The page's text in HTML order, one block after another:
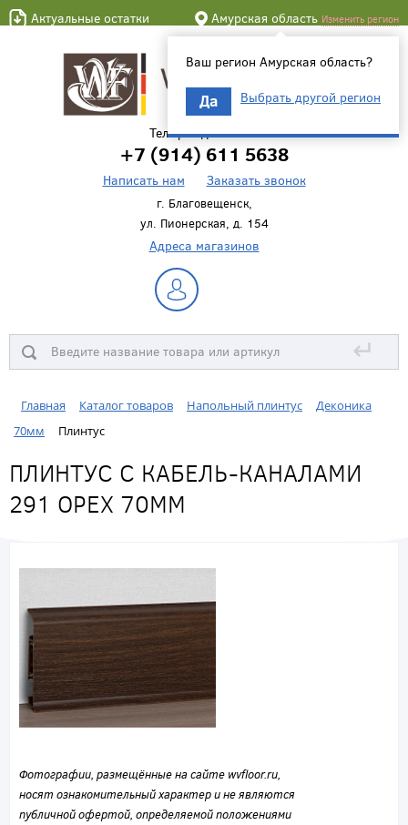
Актуальные остатки Амурская область Изменить регион
Ваш регион Амурская область?
Да Выбрать другой регион
Телефон для связи
+7 (914) 611 5638
Написать нам Заказать звонок
г. Благовещенск,
ул. Пионерская, д. 154
Адреса магазинов
↵
Главная Каталог товаров Напольный плинтус
Деконика
70мм
Плинтус
ПЛИНТУС С КАБЕЛЬ-КАНАЛАМИ
291 ОРЕХ 70ММ
Фотографии, размещённые на сайте wvfloor.ru,
носят ознакомительный характер и не являются
публичной офертой, определяемой положениями